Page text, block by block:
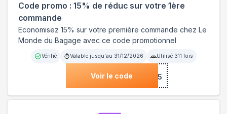
Code promo : 15% de réduc sur votre 1ère
commande
Economisez 15% sur votre première commande chez Le
Monde du Bagage avec ce code promotionnel
Vérifié Valable jusqu'au 31/12/2026 Utilisé 311 fois
Voir le code***COME15